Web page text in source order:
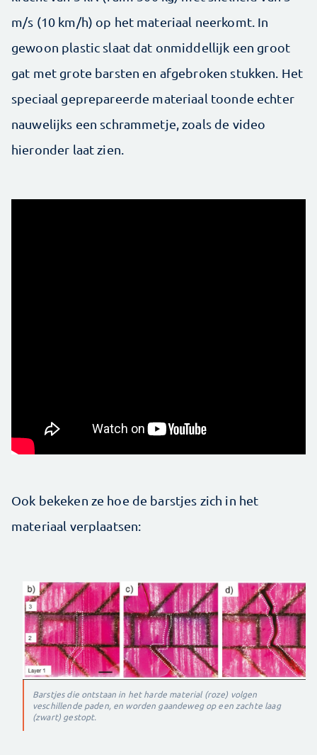
m/s (10 km/h) op het materiaal neerkomt. In
gewoon plastic slaat dat onmiddellijk een groot
gat met grote barsten en afgebroken stukken. Het
speciaal geprepareerde materiaal toonde echter
nauwelijks een schrammetje, zoals de video
hieronder laat zien.
Ook bekeken ze hoe de barstjes zich in het
materiaal verplaatsen:
Barstjes die ontstaan in het harde material (roze) volgen
veschillende paden, en worden gaandeweg op een zachte laag
(zwart) gestopt.